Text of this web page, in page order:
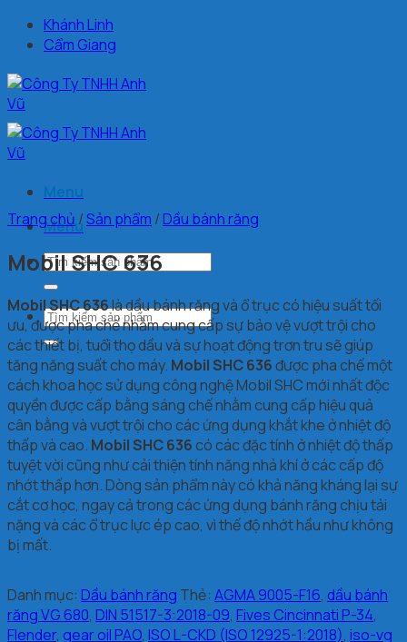
Chuyển
đến
dung
Khánh Linh
Cẩm Giang
Menu
Menu
Tìm
kiếm:
Tìm
kiếm:
Trang chủ /Sản phẩm /Dầu bánh răng
Mobil SHC 636
Mobil SHC 636là dầu bánh răng và ổ trục có hiệu suất tối
ưu, được pha chế nhằm cung cấp sự bảo vệ vượt trội cho
các thiết bị, tuổi thọ dầu và sự hoạt động trơn tru sẽ giúp
tăng năng suất cho máy. Mobil SHC 636được pha chế một
cách khoa học sử dụng công nghệ Mobil SHC mới nhất độc
quyền được cấp bằng sáng chế nhằm cung cấp hiệu quả
cân bằng và vượt trội cho các ứng dụng khắt khe ở nhiệt độ
thấp và cao. Mobil SHC 636có các đặc tính ở nhiệt độ thấp
tuyệt vời cũng như cải thiện tính năng nhả khí ở các cấp độ
nhớt thấp hơn. Dòng sản phẩm này có khả năng kháng lại sự
cắt cơ học, ngay cả trong các ứng dụng bánh răng chịu tải
nặng và các ổ trục lực ép cao, vì thế độ nhớt hầu như không
bị mất.
Danh mục: Dầu bánh răng Thẻ: AGMA 9005-F16, dầu bánh
răng VG 680, DIN 51517-3:2018-09, Fives Cincinnati P-34,
Flender, gear oil PAO, ISO L-CKD (ISO 12925-1:2018), iso-vg